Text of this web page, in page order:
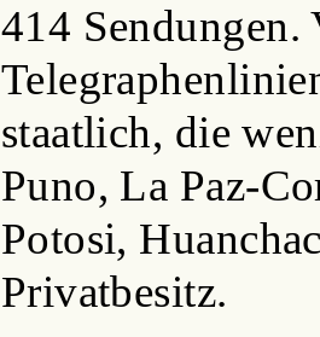
414
staatlich, die
Puno, La Paz-
Potosi,
Privatbesitz.